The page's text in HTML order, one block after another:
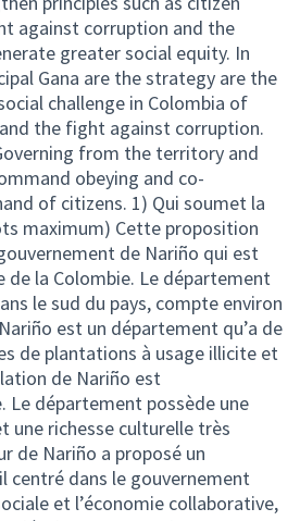
against corruption and the
greater social equity. In
Gana are the strategy are the
challenge in Colombia of
the fight against corruption.
from the territory and
obeying and co-
of citizens. 1) Qui soumet la
maximum) Cette proposition
de Nariño qui est
la Colombie. Le département
le sud du pays, compte environ
est un département qu’a de
de plantations à usage illicite et
de Nariño est
Le département possède une
une richesse culturelle très
de Nariño a proposé un
centré dans le gouvernement
et l’économie collaborative,